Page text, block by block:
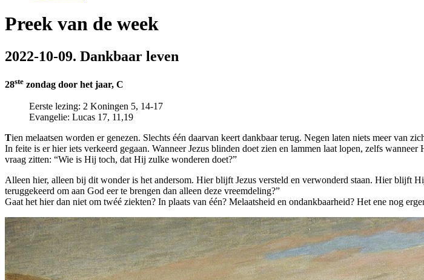
Preek van de week
2022-10-09. Dankbaar leven
28ste zondag door het jaar, C
Eerste lezing: 2 Koningen 5, 14-17
Evangelie: Lucas 17, 11,19
Tien melaatsen worden er genezen. Slechts één daarvan keert dankbaar terug. Negen laten niets meer van
In feite is er hier iets verkeerd gegaan. Wanneer Jezus blinden doet zien en lammen laat lopen, zelfs
vraag zitten: “Wie is Hij toch, dat Hij zulke wonderen doet?”
Alleen hier, alleen bij dit wonder is het andersom. Hier blijft Jezus versteld en verwonderd staan. Hier blijft
teruggekeerd om aan God eer te brengen dan alleen deze vreemdeling?”
Gaat het hier dan niet om twéé ziekten? In plaats van één? Melaatsheid en ondankbaarheid? Het ene nog